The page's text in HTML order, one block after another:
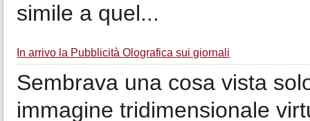
simile a quel...
In arrivo la Pubblicità Olografica sui giornali
Sembrava una cosa vista
immagine tridimensionale